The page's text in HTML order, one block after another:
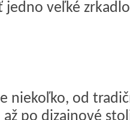
veľké
niekoľko, od
po dizajnové